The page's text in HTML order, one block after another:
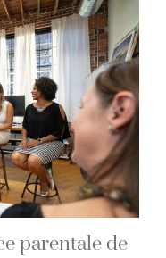
parentale de